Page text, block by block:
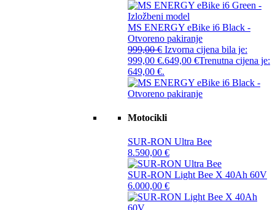
MS ENERGY eBike i6 Black -
Otvoreno pakiranje
999,00€ Izvorna cijena bila je:
999,00 €.649,00 €Trenutna cijena je:
649,00 €.
Motocikli
SUR-RON Ultra Bee
8.590,00 €
SUR-RON Light Bee X 40Ah 60V
6.000,00 €